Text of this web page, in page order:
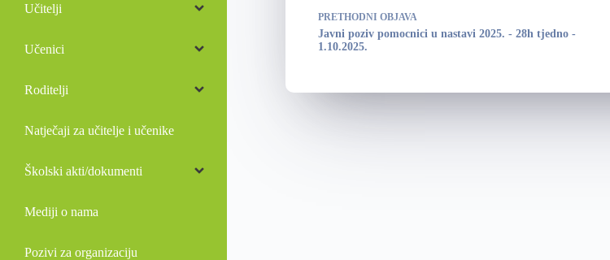
PRETHODNI OBJAVA
Javni poziv pomocnici u nastavi 2025. - 28h tjedno -
1.10.2025.
Učitelji
Učenici
Roditelji
Natječaji za učitelje i učenike
Školski akti/dokumenti
Mediji o nama
Pozivi za organizaciju